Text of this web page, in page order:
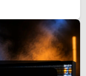
längst zum